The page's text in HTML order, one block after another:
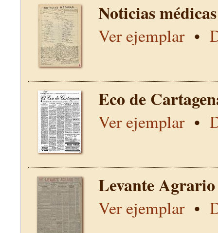
Noticias
Ver ejemplar•
Eco de
Ver ejemplar•
Levante
Ver ejemplar•